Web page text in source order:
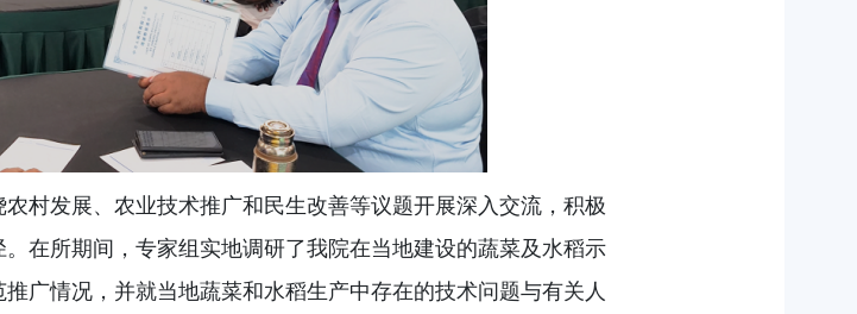
村发展、农业技术推广和民生改善等议题开展深入交流，积极
在所期间，专家组实地调研了我院在当地建设的蔬菜及水稻示
广情况，并就当地蔬菜和水稻生产中存在的技术问题与有关人